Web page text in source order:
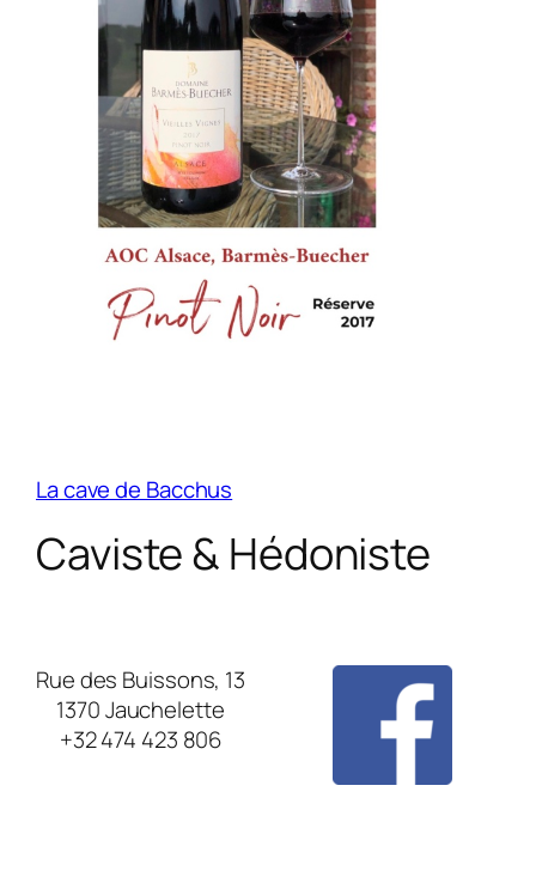
La cave de Bacchus
Caviste & Hédoniste
Rue des Buissons, 13
1370 Jauchelette
+32 474 423 806